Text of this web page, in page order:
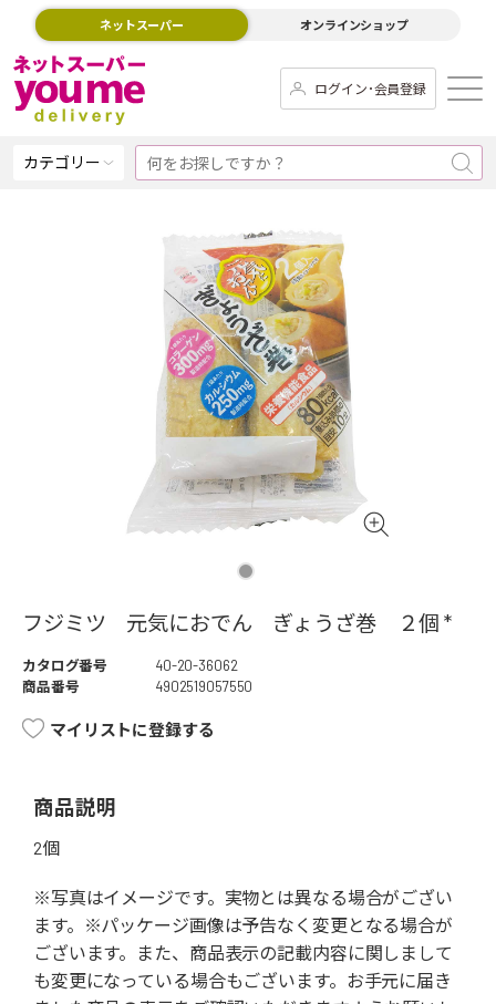
ネットスーパー オンラインショップ
ログイン･会員登録
カテゴリー
フジミツ 元気におでん ぎょうざ巻 ２個 *
カタログ番号
40-20-36062
商品番号
4902519057550
マイリストに登録する
商品説明
2個
※写真はイメージです。実物とは異なる場合がござい
ます。※パッケージ画像は予告なく変更となる場合が
ございます。また、商品表示の記載内容に関しまして
も変更になっている場合もございます。お手元に届き